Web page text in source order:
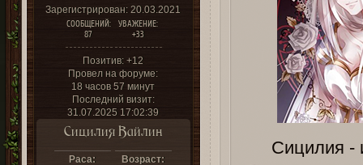
Зарегистрирован: 20.03.2021
СООБЩЕНИЙ:
87
УВАЖЕНИЕ:
+33
Позитив: +12
Провел на форуме:
18 часов 57 минут
Последний визит:
31.07.2025 17:02:39
Сицилия Вайлин
Раса:
Возраст:
Сицилия -